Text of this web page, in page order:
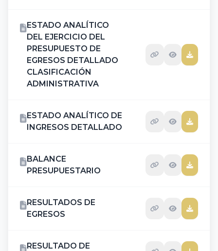
ESTADO ANALÍTICO
DEL EJERCICIO DEL
PRESUPUESTO DE
EGRESOS DETALLADO
CLASIFICACIÓN
ADMINISTRATIVA
ESTADO ANALÍTICO DE
INGRESOS DETALLADO
BALANCE
PRESUPUESTARIO
RESULTADOS DE
EGRESOS
RESULTADO DE